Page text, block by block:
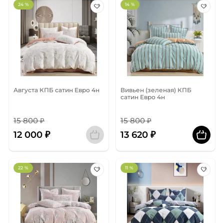
24 %
Августа КПБ сатин Евро 4н
15 800 ₽
12 000 ₽
14 %
Вивьен (зеленая) КПБ
сатин Евро 4н
15 800 ₽
13 620 ₽
22 % 11 %